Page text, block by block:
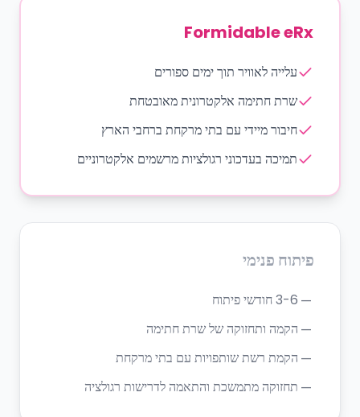
Formidable eRx
עלייה לאוויר תוך ימים ספורים
שרת חתימה אלקטרונית מאובטחת
חיבור מיידי עם בתי מרקחת ברחבי הארץ
תמיכה בעדכוני רגולציות מרשמים אלקטרוניים
פיתוח פנימי
— 3-6 חודשי פיתוח
— הקמה ותחזוקה של שרת חתימה
— הקמת רשת שותפויות עם בתי מרקחת
— תחזוקה מתמשכת והתאמה לדרישות רגולציה